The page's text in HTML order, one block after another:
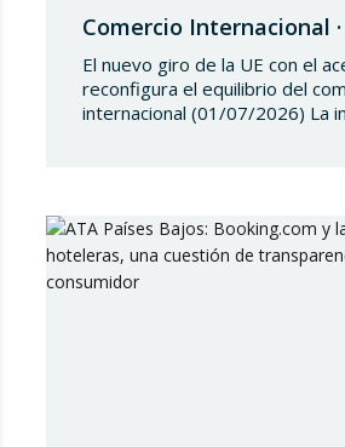
Comercio Internacional ·
El nuevo giro de la UE con el
reconfigura el equilibrio del
internacional (01/07/2026) La
Europea ha modificado las
entrada de acero,
contingente arancelario de…